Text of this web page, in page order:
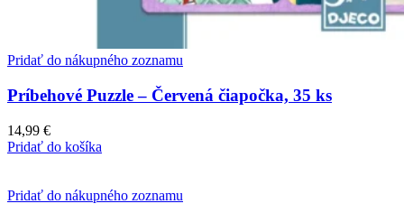
Pridať do nákupného zoznamu
Príbehové Puzzle – Červená čiapočka, 35 ks
14,99 €
Pridať do košíka
Pridať do nákupného zoznamu